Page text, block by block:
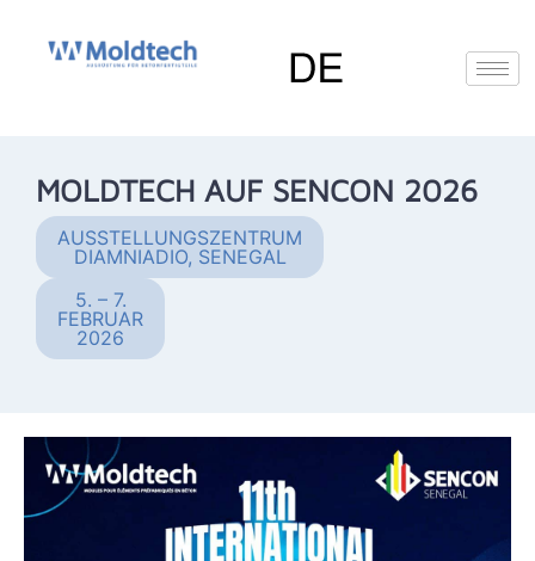
springen
RU( Russisch)
Deutsch
MOLDTECH AUF SENCON 2026
AUSSTELLUNGSZENTRUM
DIAMNIADIO, SENEGAL
5. – 7.
FEBRUAR
2026